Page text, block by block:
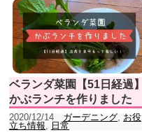
ベランダ菜園【51日経過】
かぶランチを作りました
2020/12/14 ガーデニング お役
立ち情報
日常